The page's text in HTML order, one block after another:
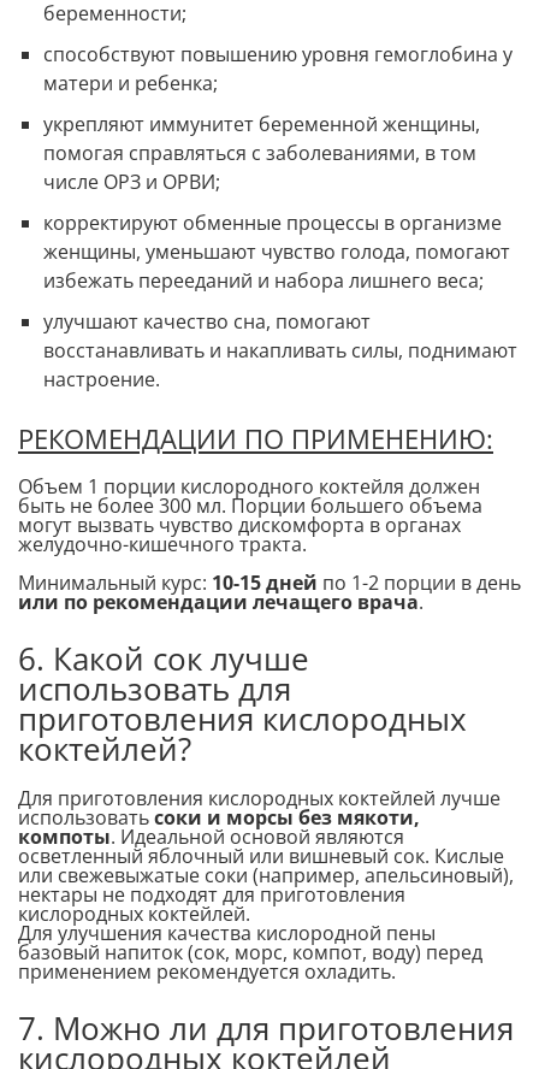
беременности;
способствуют повышению уровня гемоглобина у
матери и ребенка;
укрепляют иммунитет беременной женщины,
помогая справляться с заболеваниями, в том
числе ОРЗ и ОРВИ;
корректируют обменные процессы в организме
женщины, уменьшают чувство голода, помогают
избежать перееданий и набора лишнего веса;
улучшают качество сна, помогают
восстанавливать и накапливать силы, поднимают
настроение.
РЕКОМЕНДАЦИИ ПО ПРИМЕНЕНИЮ:
Объем 1 порции кислородного коктейля должен
быть не более 300 мл. Порции большего объема
могут вызвать чувство дискомфорта в органах
желудочно-кишечного тракта.
Минимальный курс: 10-15 дней по 1-2 порции в день
или по рекомендации лечащего врача.
6. Какой сок лучше
использовать для
приготовления кислородных
коктейлей?
Для приготовления кислородных коктейлей лучше
использоватьсоки и морсы без мякоти,
компоты. Идеальной основой являются
осветленный яблочный или вишневый сок. Кислые
или свежевыжатые соки (например, апельсиновый),
нектары не подходят для приготовления
кислородных коктейлей.
Для улучшения качества кислородной пены
базовый напиток (cок, морс, компот, воду) перед
применением рекомендуется охладить.
7. Можно ли для приготовления
кислородных коктейлей